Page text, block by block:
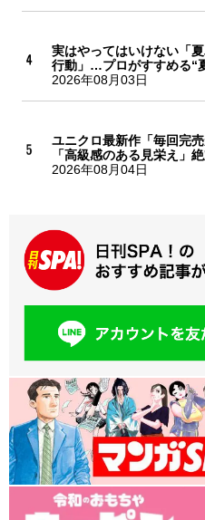
実はやってはいけない「
行動」…プロがすすめる“
2026年08月03日
ユニクロ最新作「毎回完売
「高級感のある見栄え」
2026年08月04日